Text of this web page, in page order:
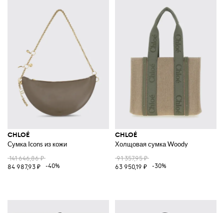
CHLOÉ
Сумка Icons из кожи
141 646,86 ₽
84 987,93 ₽
-40%
CHLOÉ
Холщовая сумка Woody
91 357,95 ₽
63 950,19 ₽
-30%